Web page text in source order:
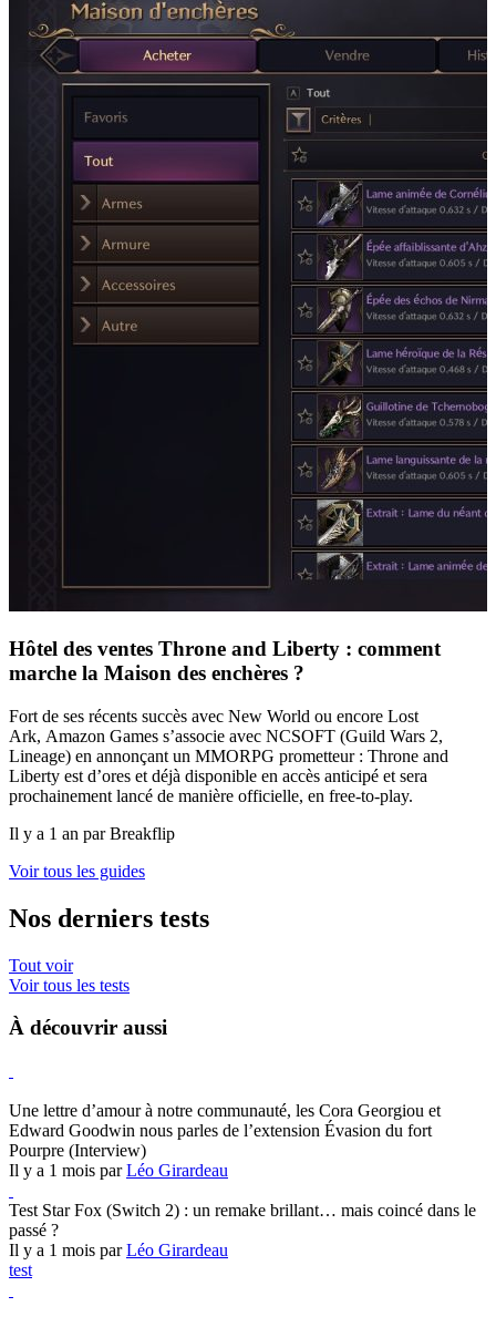
Hôtel des ventes Throne and Liberty : comment
marche la Maison des enchères ?
Fort de ses récents succès avec New World ou encore Lost
Ark, Amazon Games s’associe avec NCSOFT (Guild Wars 2,
Lineage) en annonçant un MMORPG prometteur : Throne and
Liberty est d’ores et déjà disponible en accès anticipé et sera
prochainement lancé de manière officielle, en free-to-play.
Il y a 1 an par Breakflip
Voir tous les guides
Nos derniers tests
Tout voir
Voir tous les tests
À découvrir aussi
Une lettre d’amour à notre communauté, les Cora Georgiou et
Edward Goodwin nous parles de l’extension Évasion du fort
Pourpre (Interview)
Il y a 1 mois parLéo Girardeau
Test Star Fox (Switch 2) : un remake brillant… mais coincé dans le
passé ?
Il y a 1 mois parLéo Girardeau
test